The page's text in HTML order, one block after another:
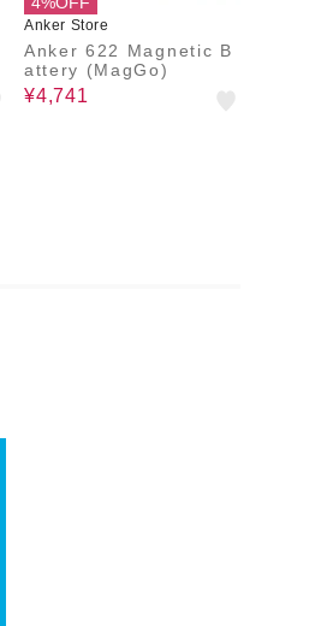
Anker Store
Anker 622 Magnetic B
attery (MagGo)
¥4,741